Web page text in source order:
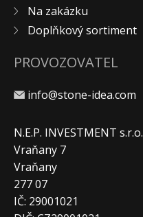
Na zakázku
Doplňkový sortiment
PROVOZOVATEL
info@stone-idea.com
N.E.P. INVESTMENT s.r.o.
Vraňany 7
Vraňany
277 07
IČ: 29001021